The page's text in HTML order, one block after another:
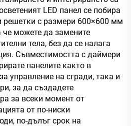
LED панел се побира
решетки с размери 600×600 мм
можете да замените
тела, без да се налага
Съвместимостта с даймери
панелите както в
управление на сгради, така и
за да създадете
за всеки момент от
от по-ниски
по-дълъг срок на